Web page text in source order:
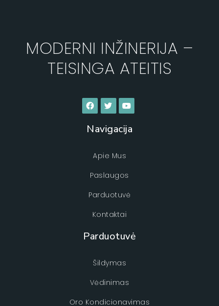
MODERNI INŽINERIJA –
TEISINGA ATEITIS
Navigacija
Apie Mus
Paslaugos
Parduotuvė
Kontaktai
Parduotuvė
Šildymas
Vėdinimas
Oro Kondicionavimas